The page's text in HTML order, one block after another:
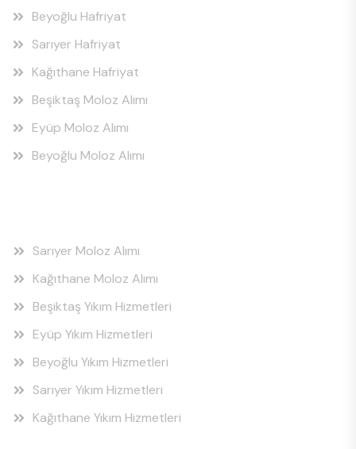
Beyoğlu Hafriyat
Sarıyer Hafriyat
Kağıthane Hafriyat
Beşiktaş Moloz Alımı
Eyüp Moloz Alımı
Beyoğlu Moloz Alımı
Sarıyer Moloz Alımı
Kağıthane Moloz Alımı
Beşiktaş Yıkım Hizmetleri
Eyüp Yıkım Hizmetleri
Beyoğlu Yıkım Hizmetleri
Sarıyer Yıkım Hizmetleri
Kağıthane Yıkım Hizmetleri